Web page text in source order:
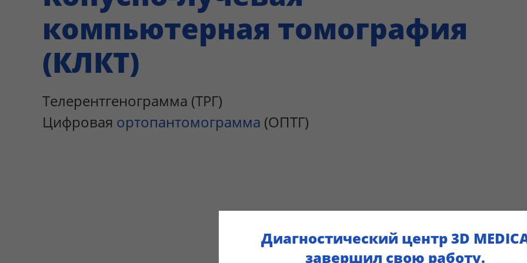
компьютерная томография
(КЛКТ)
Телерентгенограмма (ТРГ)
Цифровая ортопантомограмма (ОПТГ)
Диагностический центр 3D
завершил свою работу.